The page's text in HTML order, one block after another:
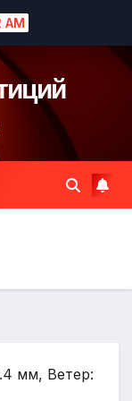
AM
мм, Ветер: